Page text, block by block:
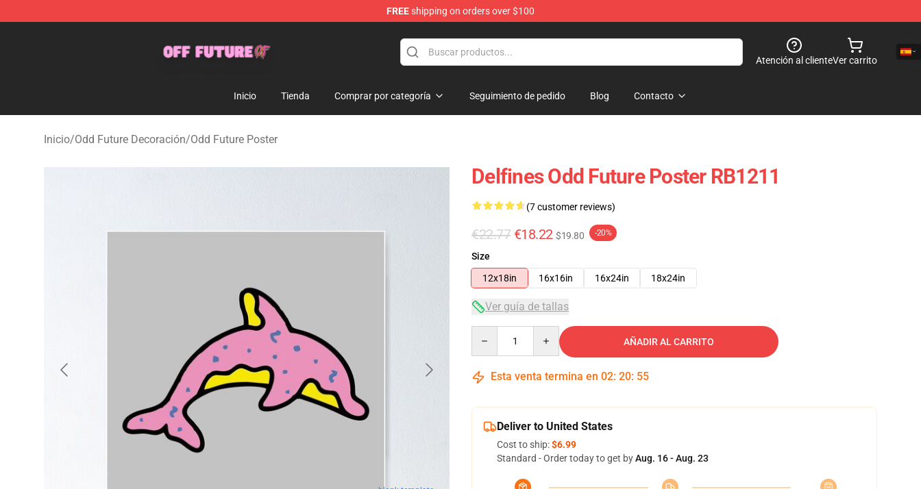
FREEshipping on orders over $100
Atención al clienteVer carrito
Inicio Tienda Comprar por categoría Seguimiento de pedido Blog Contacto
Inicio/Odd Future Decoración/Odd Future Poster
Delfines Odd Future Poster RB1211
(7 customer reviews)
€22.77 €18.22 $19.80 -20%
Size
12x18in
16x16in 16x24in 18x24in
Ver guía de tallas
AÑADIR AL CARRITO
Esta venta termina en 02: 20: 54
Deliver to United States
Cost to ship:$6.99
Standard - Order today to get byAug. 16 - Aug. 23